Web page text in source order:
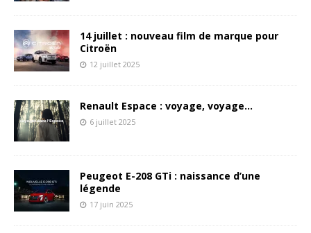
14 juillet : nouveau film de marque pour
Citroën
12 juillet 2025
Renault Espace : voyage, voyage…
6 juillet 2025
Peugeot E-208 GTi : naissance d’une
légende
17 juin 2025